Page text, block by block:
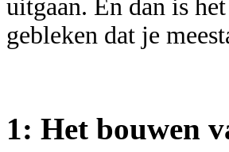
uitgaan. En dan is
gebleken dat je
1: Het bouwen